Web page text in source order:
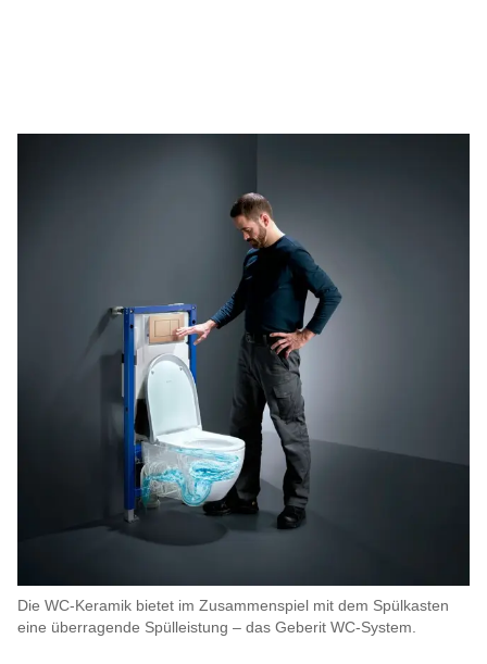
Die WC-Keramik bietet im Zusammenspiel mit dem Spülkasten
eine überragende Spülleistung – das Geberit WC-System.